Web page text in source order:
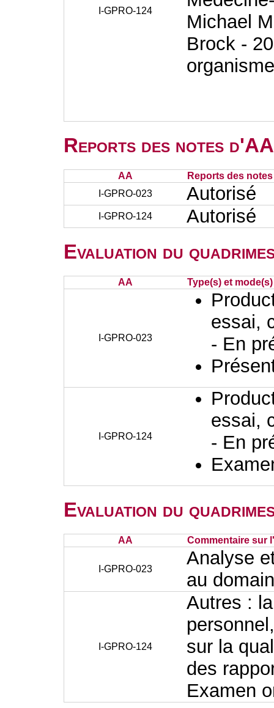
I-GPRO-124
Michael
Brock -
Reports des notes
AA
Reports des
I-GPRO-023
Autorisé
I-GPRO-124 Autorisé
Evaluation du
AA Type(s) et
I-GPRO-023
essai,
- En
I-GPRO-124
essai,
- En
Evaluation du
AA Commentaire sur
I-GPRO-023
Analyse
au
I-GPRO-124
Autres :
sur la
des
Examen